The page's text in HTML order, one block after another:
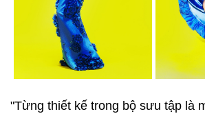
"Từng thiết kế trong bộ sưu tập là